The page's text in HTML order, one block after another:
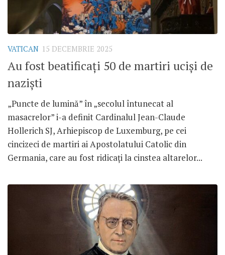
VATICAN 15 DECEMBRIE 2025
Au fost beatificați 50 de martiri uciși de
naziști
„Puncte de lumină” în „secolul întunecat al
masacrelor” i-a definit Cardinalul Jean-Claude
Hollerich SJ, Arhiepiscop de Luxemburg, pe cei
cincizeci de martiri ai Apostolatului Catolic din
Germania, care au fost ridicați la cinstea altarelor...